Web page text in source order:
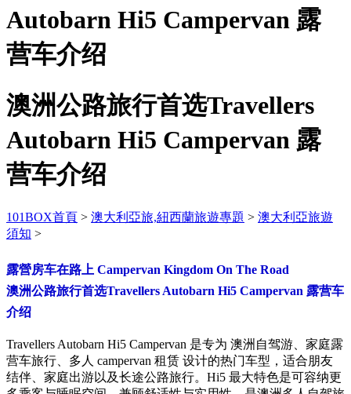
Autobarn Hi5 Campervan 露
营车介绍
澳洲公路旅行首选Travellers
Autobarn Hi5 Campervan 露
营车介绍
101BOX首頁 > 澳大利亞旅,紐西蘭旅遊專題 > 澳大利亞旅遊
須知 >
露營房车在路上 Campervan Kingdom On The Road
澳洲公路旅行首选Travellers Autobarn Hi5 Campervan 露营车
介绍
Travellers Autobarn Hi5 Campervan 是专为 澳洲自驾游、家庭露
营车旅行、多人 campervan 租赁 设计的热门车型，适合朋友
结伴、家庭出游以及长途公路旅行。Hi5 最大特色是可容纳更